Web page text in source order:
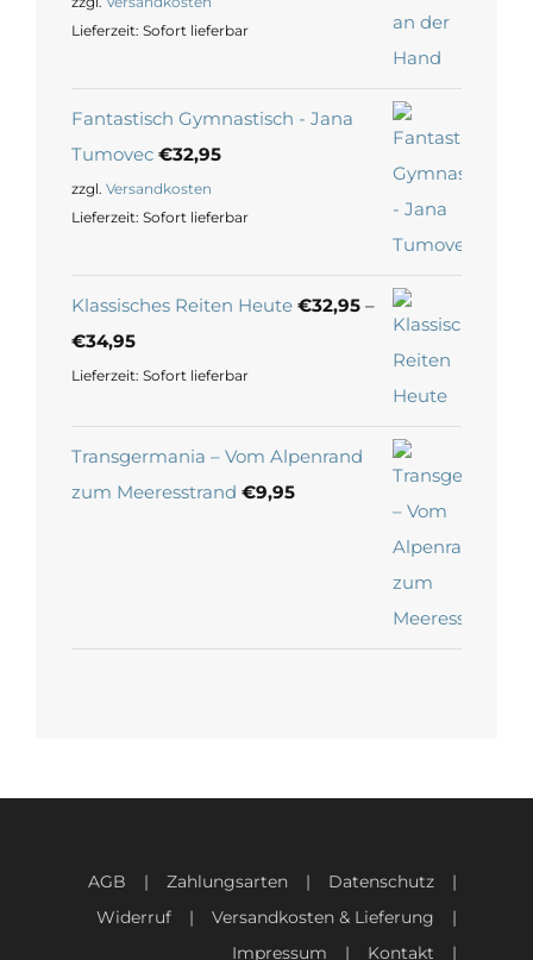
Lieferzeit: Sofort lieferbar
Fantastisch Gymnastisch - Jana
Tumovec €32,95
zzgl. Versandkosten
Lieferzeit: Sofort lieferbar
Klassisches Reiten Heute €32,95 –
€34,95
Lieferzeit: Sofort lieferbar
Transgermania – Vom Alpenrand
zum Meeresstrand €9,95
AGB Zahlungsarten
Datenschutz
Widerruf
Versandkosten & Lieferung
Impressum
Kontakt